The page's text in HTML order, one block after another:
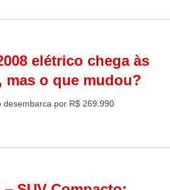
elétrico chega às
mas o que mudou?
desembarca por R$ 269.990